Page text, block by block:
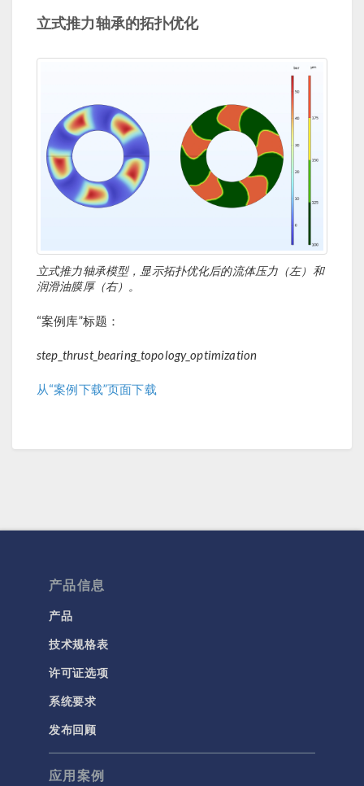
立式推力轴承的拓扑优化
立式推力轴承模型，显示拓扑优化后的流体压力（左）和
润滑油膜厚（右）。
“案例库”标题：
step_thrust_bearing_topology_optimization
从“案例下载”页面下载
产品信息
产品
技术规格表
许可证选项
系统要求
发布回顾
应用案例